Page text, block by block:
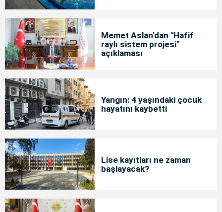
Memet Aslan'dan "Hafif
raylı sistem projesi"
açıklaması
Yangın: 4 yaşındaki çocuk
hayatını kaybetti
Lise kayıtları ne zaman
başlayacak?